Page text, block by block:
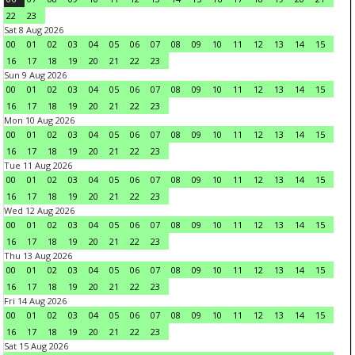
22
23
Sat 8 Aug 2026
00
01 02 03 04 05 06 07 08 09 10 11 12 13 14
15
16
17 18 19 20 21 22
23
Sun 9 Aug 2026
00
01 02 03 04 05 06 07 08 09 10 11 12 13 14
15
16
17 18 19 20 21 22
23
Mon 10 Aug 2026
00
01 02 03 04 05 06 07 08 09 10 11 12 13 14
15
16
17 18 19 20 21 22
23
Tue 11 Aug 2026
00
01 02 03 04 05 06 07 08 09 10 11 12 13 14
15
16
17 18 19 20 21 22
23
Wed 12 Aug 2026
00
01 02 03 04 05 06 07 08 09 10 11 12 13 14
15
16
17 18 19 20 21 22
23
Thu 13 Aug 2026
00
01 02 03 04 05 06 07 08 09 10 11 12 13 14
15
16
17 18 19 20 21 22
23
Fri 14 Aug 2026
00
01 02 03 04 05 06 07 08 09 10 11 12 13 14
15
16
17 18 19 20 21 22
23
Sat 15 Aug 2026